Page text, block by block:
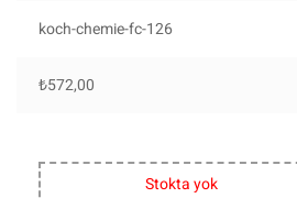
koch-chemie-fc-126
₺572,00
Stokta yok